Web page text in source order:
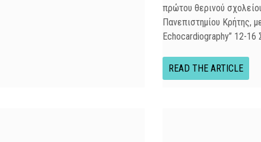
πρώτου θερινού
Πανεπιστημίου Κρήτης,
Echocardiography” 12-16
READ THE ARTICLE